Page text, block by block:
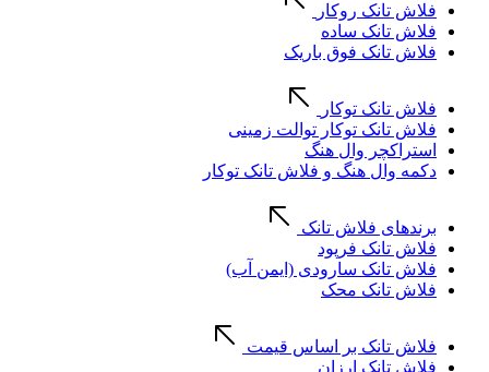
فلاش تانک روکار
فلاش تانک ساده
فلاش تانک فوق باریک
فلاش تانک توکار
فلاش تانک توکار توالت زمینی
استراکچر وال هنگ
دکمه وال هنگ و فلاش تانک توکار
برندهای فلاش تانک
فلاش تانک فرپود
فلاش تانک سارودی (ایمن آب)
فلاش تانک محک
فلاش تانک بر اساس قیمت
فلاش تانک ارزان